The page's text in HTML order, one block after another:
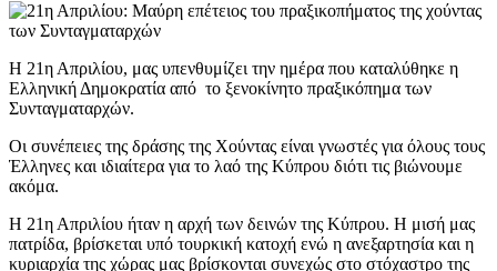
Η 21η Απριλίου, μας υπενθυμίζει την ημέρα που καταλύθηκε η
Ελληνική Δημοκρατία από το ξενοκίνητο πραξικόπημα των
Συνταγματαρχών.
Οι συνέπειες της δράσης της Χούντας είναι γνωστές για όλους τους
Έλληνες και ιδιαίτερα για το λαό της Κύπρου διότι τις βιώνουμε
ακόμα.
Η 21η Απριλίου ήταν η αρχή των δεινών της Κύπρου. Η μισή μας
πατρίδα, βρίσκεται υπό τουρκική κατοχή ενώ η ανεξαρτησία και η
κυριαρχία της χώρας μας βρίσκονται συνεχώς στο στόχαστρο της